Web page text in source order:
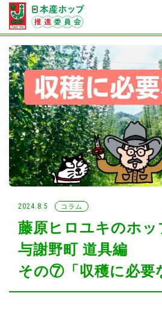
2024.8.5 コラム
藤原ヒロユキのホッ
与謝野町 道具編
その⑦「収穫に必要